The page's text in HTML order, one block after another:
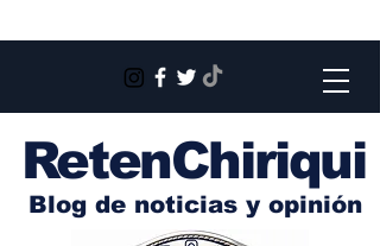
RetenChiriqui
Blog de noticias y opinión